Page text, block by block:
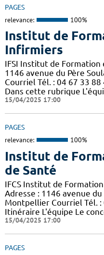
PAGES
relevance: 100%
Institut de
Infirmiers
IFSI Institut de Formation
1146 avenue du Père
Courriel Tél. : 04 67 33
Dans cette rubrique
15/04/2025 17:00
PAGES
relevance: 100%
Institut de
de Santé
IFCS Institut de
Adresse : 1146 avenue
Montpellier Courriel Tél.
Itinéraire L'équipe Le
15/04/2025 17:00
PAGES